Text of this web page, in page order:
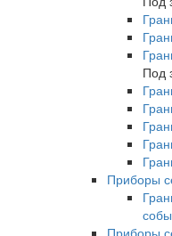
Под
Приборы